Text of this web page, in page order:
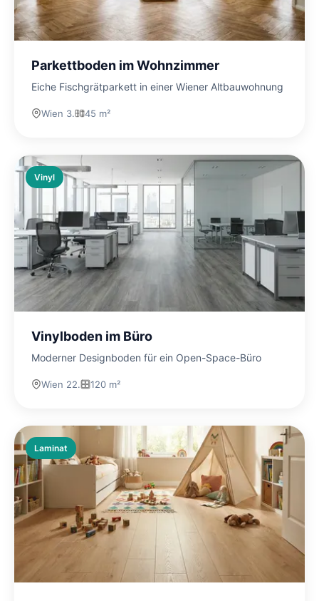
Parkettboden im Wohnzimmer
Eiche Fischgrätparkett in einer Wiener Altbauwohnung
Wien 3. 45 m²
Vinyl
Vinylboden im Büro
Moderner Designboden für ein Open-Space-Büro
Wien 22. 120 m²
Laminat